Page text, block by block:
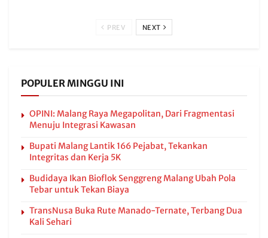
PREV NEXT
POPULER MINGGU INI
OPINI: Malang Raya Megapolitan, Dari Fragmentasi
Menuju Integrasi Kawasan
Bupati Malang Lantik 166 Pejabat, Tekankan
Integritas dan Kerja 5K
Budidaya Ikan Bioflok Senggreng Malang Ubah Pola
Tebar untuk Tekan Biaya
TransNusa Buka Rute Manado-Ternate, Terbang Dua
Kali Sehari